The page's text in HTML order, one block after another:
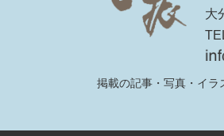
大
掲載の記事・写真・イラ